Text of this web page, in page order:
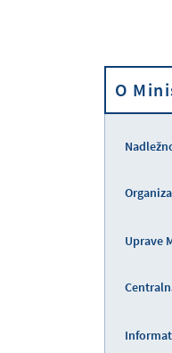
O
Uprave